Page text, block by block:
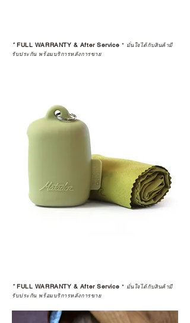
*FULL WARRANTY & After Service * มั่นใจได้กับสินค้ามี
รับประกัน พร้อมบริการหลังการขาย
*FULL WARRANTY & After Service * มั่นใจได้กับสินค้ามี
รับประกัน พร้อมบริการหลังการขาย